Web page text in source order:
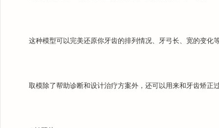
这种模型可以完美还原你牙齿的排列情况、牙弓长、宽的变化
取模除了帮助诊断和设计治疗方案外，还可以用来和牙齿矫正